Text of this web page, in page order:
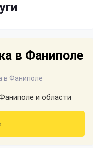
в Фаниполе
и области